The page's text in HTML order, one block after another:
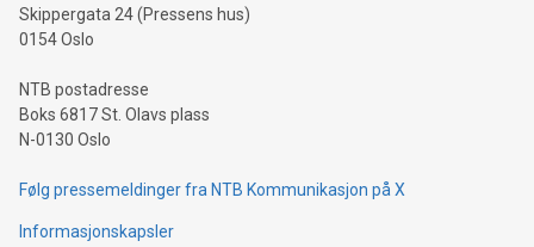
Skippergata 24 (Pressens hus)
0154 Oslo
NTB postadresse
Boks 6817 St. Olavs plass
N-0130 Oslo
Følg pressemeldinger fra NTB Kommunikasjon på X
Informasjonskapsler